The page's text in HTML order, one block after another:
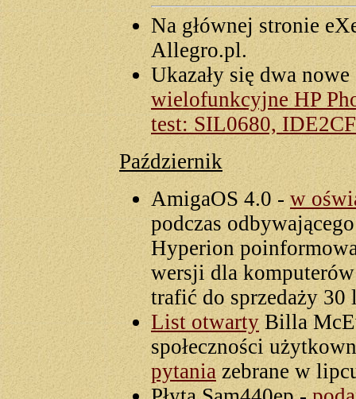
Na głównej stronie
Allegro.pl.
Ukazały się dwa
wielofunkcyjne HP
test: SIL0680,
Październik
AmigaOS 4.0 - w
podczas
Hyperion
wersji dla
trafić do sprzedaży 30
List otwarty Billa
społeczności
pytania zebrane w